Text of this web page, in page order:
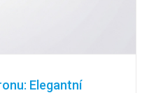
Elegantní